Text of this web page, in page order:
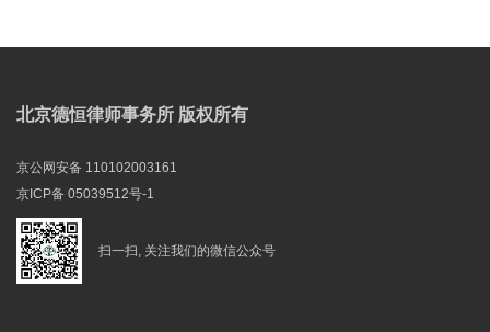
北京德恒律师事务所 版权所有
京公网安备 110102003161
京ICP备 05039512号-1
扫一扫, 关注我们的微信公众号